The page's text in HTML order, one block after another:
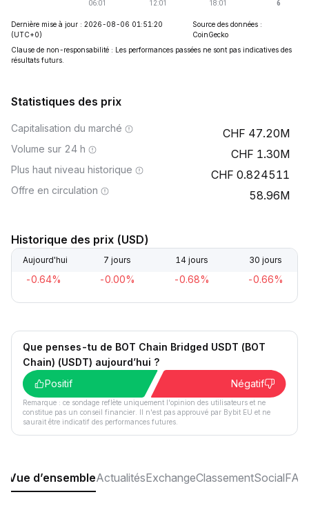
Dernière mise à jour : 2026-08-06 01:51:20
(UTC+0)
Source des données :
CoinGecko
Clause de non-responsabilité : Les performances passées ne sont pas indicatives des
résultats futurs.
Statistiques des prix
Capitalisation du marché 47.20M
Volume sur 24 h 1.30M
Plus haut niveau historique 0.824511
Offre en circulation 58.96M
Historique des prix (USD)
Aujourd'hui 7 jours 14 jours 30 jours
-0.64% -0.00% -0.68% -0.66%
Que penses-tu de BOT Chain Bridged USDT (BOT
Chain) (USDT) aujourd’hui ?
Positif
Négatif
Remarque : ce sondage reflète uniquement l'opinion des utilisateurs et ne
constitue pas un conseil financier. Il n'est pas approuvé par Bybit EU et ne
saurait être indicatif des performances futures.
Vue d’ensembleActualitésExchangeClassementSocialFAQ